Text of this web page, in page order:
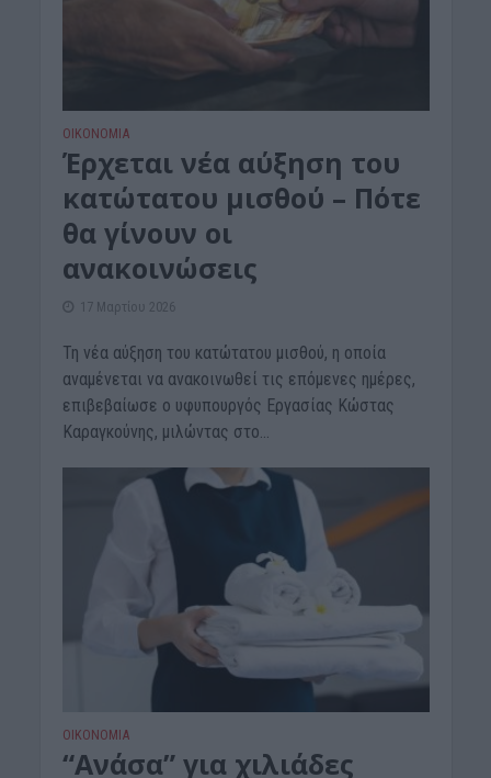
ΟΙΚΟΝΟΜΙΑ
Έρχεται νέα αύξηση του
κατώτατου μισθού – Πότε
θα γίνουν οι
ανακοινώσεις
17 Μαρτίου 2026
Τη νέα αύξηση του κατώτατου μισθού, η οποία
αναμένεται να ανακοινωθεί τις επόμενες ημέρες,
επιβεβαίωσε ο υφυπουργός Εργασίας Κώστας
Καραγκούνης, μιλώντας στο...
ΟΙΚΟΝΟΜΙΑ
“Ανάσα” για χιλιάδες